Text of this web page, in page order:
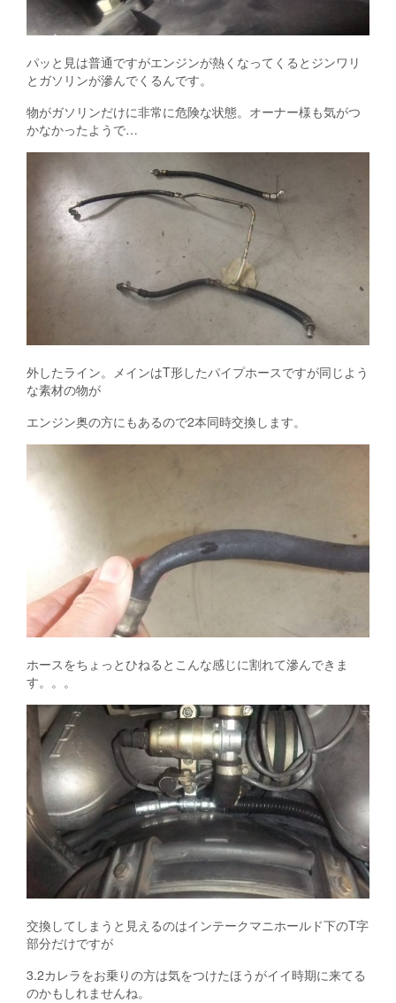
パッと見は普通ですがエンジンが熱くなってくるとジンワリ
とガソリンが滲んでくるんです。
物がガソリンだけに非常に危険な状態。オーナー様も気がつ
かなかったようで…
外したライン。メインはT形したパイプホースですが同じよう
な素材の物が
エンジン奥の方にもあるので2本同時交換します。
ホースをちょっとひねるとこんな感じに割れて滲んできま
す。。。
交換してしまうと見えるのはインテークマニホールド下のT字
部分だけですが
3.2カレラをお乗りの方は気をつけたほうがイイ時期に来てる
のかもしれませんね。